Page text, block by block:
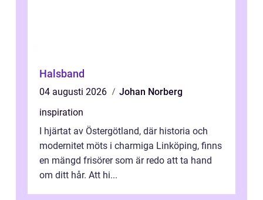
Halsband
04 augusti 2026
Johan Norberg
inspiration
I hjärtat av Östergötland, där historia och
modernitet möts i charmiga Linköping, finns
en mängd frisörer som är redo att ta hand
om ditt hår. Att hi...